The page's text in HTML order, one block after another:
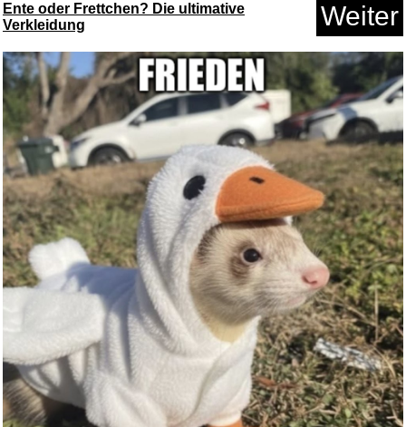
Ente oder Frettchen? Die ultimative
Verkleidung
Weiter